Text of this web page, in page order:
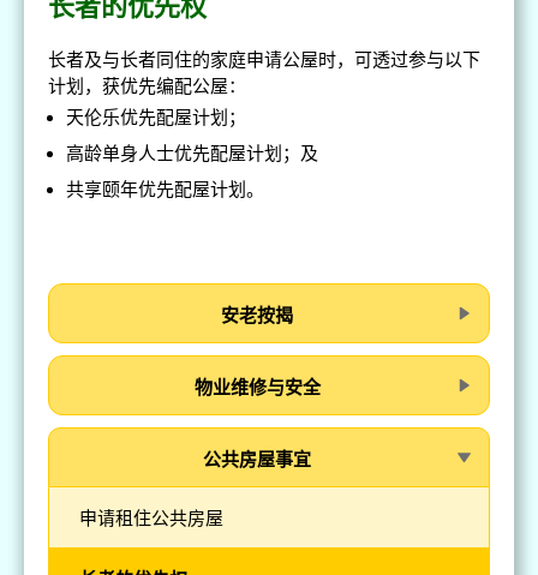
长者的优先权
长者及与长者同住的家庭申请公屋时，可透过参与以下
计划，获优先编配公屋：
天伦乐优先配屋计划；
高龄单身人士优先配屋计划；及
共享颐年优先配屋计划。
安老按揭
物业维修与安全
公共房屋事宜
申请租住公共房屋